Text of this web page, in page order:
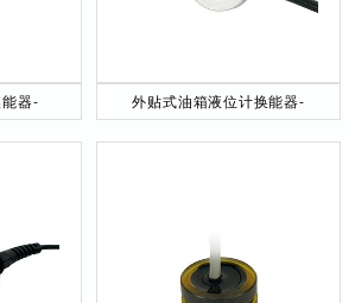
器-
外贴式油箱液位计换能器-